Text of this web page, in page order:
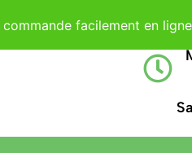
commande facilement en
+32 67.21.35.13